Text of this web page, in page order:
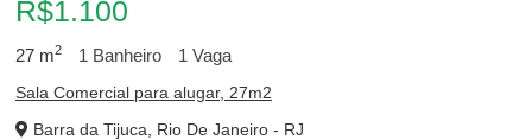
R$1.100
27 m2 1 Banheiro 1 Vaga
Sala Comercial para alugar, 27m2
Barra da Tijuca, Rio De Janeiro - RJ